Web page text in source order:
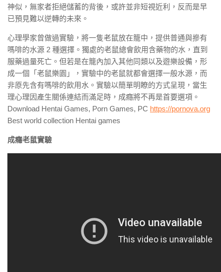
神似，無家者拒絕儲蓄的背後，或許並非短視近利，反而是早
已預見難以逆轉的未來。
心理學家曾做過實驗，將一隻老鼠放在籠中，提供普通與摻有
嗎啡的水源 2 種選擇。獨處的老鼠總會飲用含藥物的水，直到
服藥過量死亡。但若是在籠內加入其他同類以及遊樂設備，形
成一個「老鼠樂園」，實驗中的老鼠就都會選擇一般水源，而
非原先含有嗎啡的飲用水。實驗以簡單明瞭的方式呈現，當生
理心理因產生關係連結而滿足時，成癮將不再是首要選項。
Download Hentai Games, Porn Games, PC https://pornova.org
Best world collection Hentai games
成癮老鼠實驗